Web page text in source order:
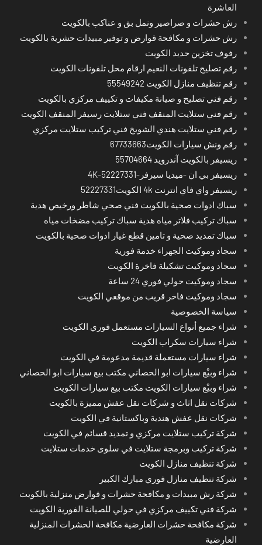
العاشرة
رش حشرات و صراصير ونمل بق و عناكب بالكويت
رش حشرات و مكافحة قوارض و توفير مبيدات حشرية بالكويت
رفوف تخزين حديد الكويت
رقم تصليح تلفونات النعيم ارقام محل تلفونات الكويت
رقم تنظيف منازل الكويت 55549242
رقم فني تصليح و صيانة مكيفات و تكييف مركزي بالكويت
رقم فني ستلايت المنقف فني ستلايت رسيفر المنقف الكويت
رقم فني ستلايت هندي الشويخ فني تركيب ستلايت مركزي
رقم ونش سيارات الكويت67733663
ريسيفر بالكويت آندرويد 55704664
ريسيفر بي ان -ميديا سيرفر-4K-52227331
ريسيفر واي فاي انترنت 4k الكويت52227331
سباك ادوات صحية بالكويت فني صحي شاطر ورخيص هدية
سباك تركيب فلاتر مياه هدية سباك تركيب مضخات مياه
سباك تمديد صحية و تامين قطع غيار ادوات صحية بالكويت
سجاد وموكيت الجهراء خدمة فورية
سجاد وموكيت تشكيلة فاخرة الكويت
سجاد وموكيت حولي فوري 24 ساعة
سجاد وموكيت فاخر قريب من موقعي الكويت
سياسة الخصوصية
شراء جميع أنواع السيارات مستعمل فوري الكويت
شراء سيارات سكراب الكويت
شراء سيارات مستعملة قديمة مدعومة في الكويت
شراء وبيْع سيارات ابو الحصاني مكتب بيع سيارات ابو الحصاني
شراء وبيْع سيارات الكويت مكتب بيع سيارات الكويت
شركات نقل اثاث و شركات نقل عفش مميزة بالكويت
شركات نقل عفش هندية وباكستانية في الكويت
شركة تركيب ستلايت مركزي و تمديد قسائم في الكويت
شركة تركيب وبرمجة ستلايت في سلوى خدمات ستلايت
شركة تنظيف منازل الكويت
شركة تنظيف منازل فوري مبارك الكبير
شركة رش مبيدات و مكافحة حشرات و قوارض منزلية بالكويت
شركة فني تكييف مركزي في حولي للصيانة الفورية الكويت
شركة مكافحة حشرات العارضية مكافحة الحشرات المنزلية
العارضية